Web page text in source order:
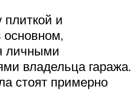
и
основном,
личными
владельца гаража.
стоят примерно